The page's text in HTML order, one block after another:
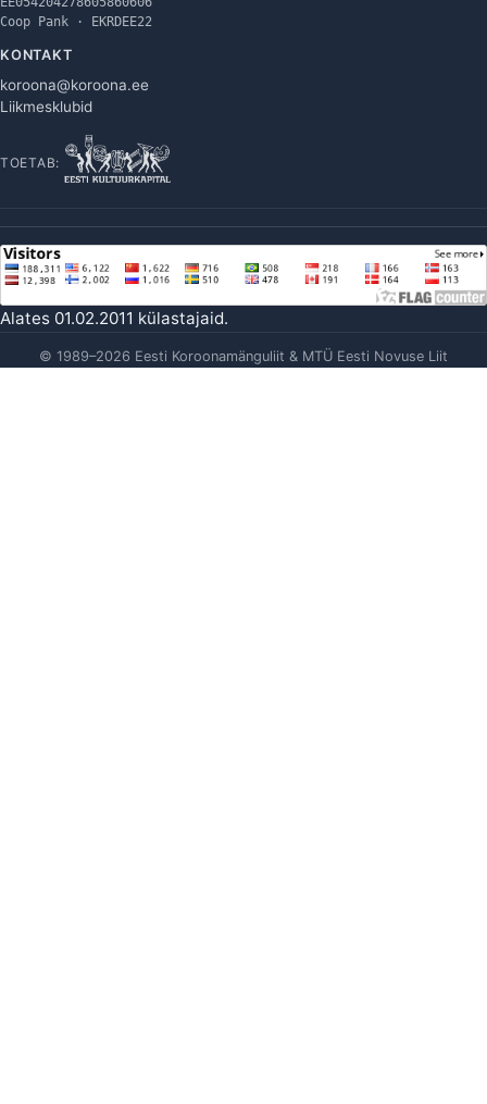
Coop Pank · EKRDEE22
KONTAKT
koroona@koroona.ee
Liikmesklubid
TOETAB:
Alates 01.02.2011 külastajaid.
© 1989–2026 Eesti Koroonamänguliit & MTÜ Eesti Novuse Liit